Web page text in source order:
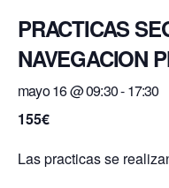
PRACTICAS
NAVEGACION
mayo 16 @ 09:30-17:30
155€
Las practicas se